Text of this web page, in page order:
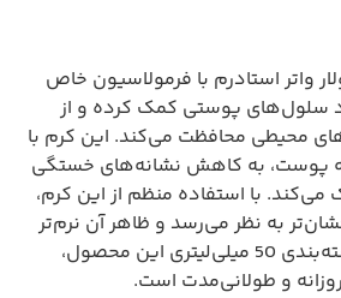
واتر استادرم با فرمولاسیون خاص
سلول‌های پوستی کمک کرده و از
محیطی محافظت می‌کند. این کرم با
پوست، به کاهش نشانه‌های خستگی
با استفاده منظم از این کرم،
به نظر می‌رسد و ظاهر آن نرم‌تر
و جوان‌تر می‌شود. بسته‌بندی 50 میلی‌لیتری این محصول،
و طولانی‌مدت است.